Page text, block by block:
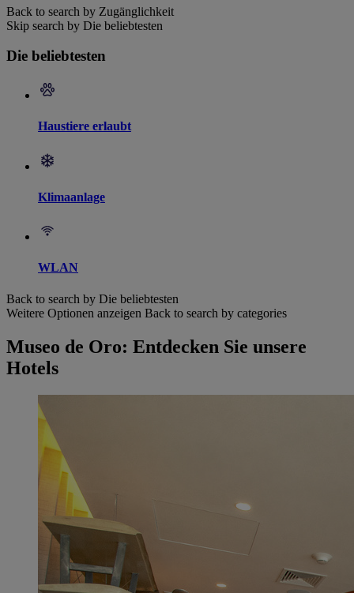
Back to search by Zugänglichkeit
Skip search by Die beliebtesten
Die beliebtesten
Haustiere erlaubt
Klimaanlage
WLAN
Back to search by Die beliebtesten
Weitere Optionen anzeigen Back to search by categories
Museo de Oro: Entdecken Sie unsere
Hotels